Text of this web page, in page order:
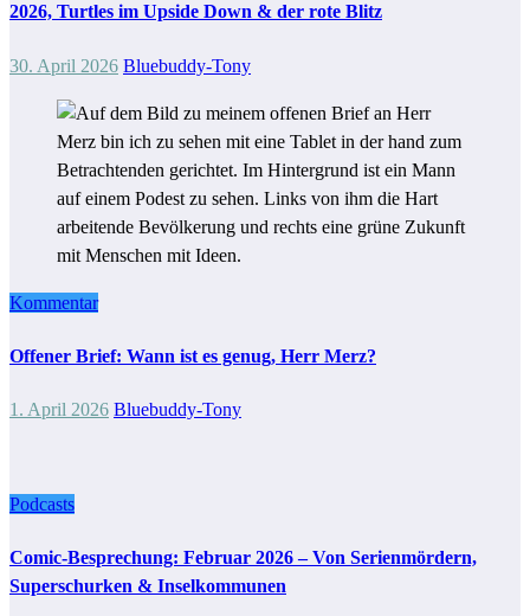
2026, Turtles im Upside Down & der rote Blitz
30. April 2026 Bluebuddy-Tony
Kommentar
Offener Brief: Wann ist es genug, Herr Merz?
1. April 2026 Bluebuddy-Tony
Podcasts
Comic-Besprechung: Februar 2026 – Von Serienmördern,
Superschurken & Inselkommunen